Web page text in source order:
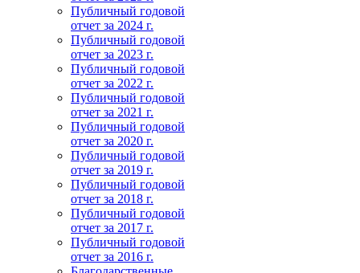
Публичный годовой
отчет за 2024 г.
Публичный годовой
отчет за 2023 г.
Публичный годовой
отчет за 2022 г.
Публичный годовой
отчет за 2021 г.
Публичный годовой
отчет за 2020 г.
Публичный годовой
отчет за 2019 г.
Публичный годовой
отчет за 2018 г.
Публичный годовой
отчет за 2017 г.
Публичный годовой
отчет за 2016 г.